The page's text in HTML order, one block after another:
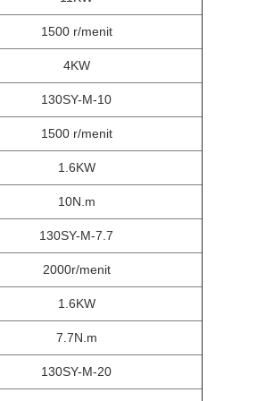
1500 r/menit
4KW
130SY-M-10
1500 r/menit
1.6KW
10N.m
130SY-M-7.7
2000r/menit
1.6KW
7.7N.m
130SY-M-20